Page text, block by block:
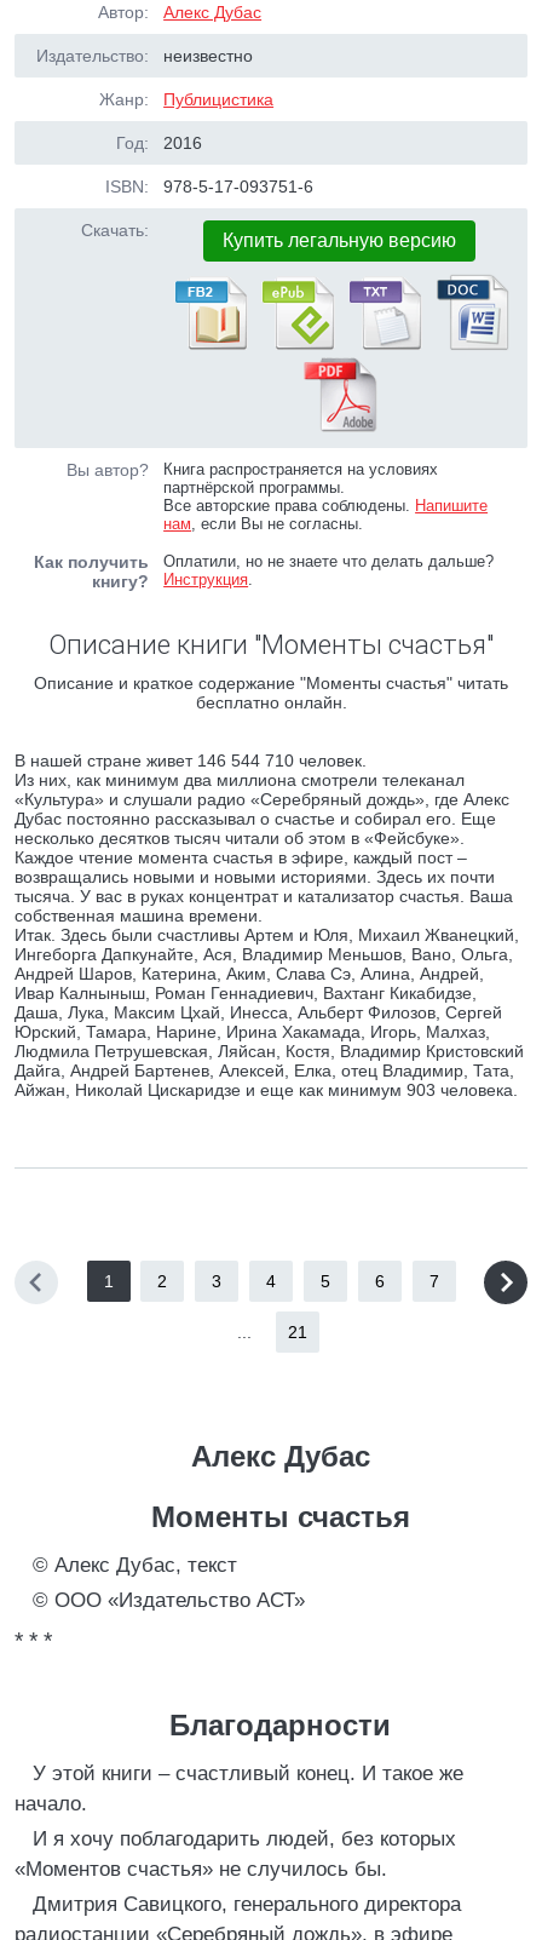
Автор: Алекс Дубас
Издательство: неизвестно
Жанр: Публицистика
Год: 2016
ISBN: 978-5-17-093751-6
Скачать: Купить легальную версию
Вы автор?
Книга распространяется на условиях
партнёрской программы.
Все авторские права соблюдены. Напишите
нам, если Вы не согласны.
Как получить
книгу?
Оплатили, но не знаете что делать дальше?
Инструкция.
Описание книги "Моменты счастья"
Описание и краткое содержание "Моменты счастья" читать
бесплатно онлайн.
В нашей стране живет 146 544 710 человек.
Из них, как минимум два миллиона смотрели телеканал
«Культура» и слушали радио «Серебряный дождь», где Алекс
Дубас постоянно рассказывал о счастье и собирал его. Еще
несколько десятков тысяч читали об этом в «Фейсбуке».
Каждое чтение момента счастья в эфире, каждый пост –
возвращались новыми и новыми историями. Здесь их почти
тысяча. У вас в руках концентрат и катализатор счастья. Ваша
собственная машина времени.
Итак. Здесь были счастливы Артем и Юля, Михаил Жванецкий,
Ингеборга Дапкунайте, Ася, Владимир Меньшов, Вано, Ольга,
Андрей Шаров, Катерина, Аким, Слава Сэ, Алина, Андрей,
Ивар Калныныш, Роман Геннадиевич, Вахтанг Кикабидзе,
Даша, Лука, Максим Цхай, Инесса, Альберт Филозов, Сергей
Юрский, Тамара, Нарине, Ирина Хакамада, Игорь, Малхаз,
Людмила Петрушевская, Ляйсан, Костя, Владимир Кристовский
Дайга, Андрей Бартенев, Алексей, Елка, отец Владимир, Тата,
Айжан, Николай Цискаридзе и еще как минимум 903 человека.
1 2 3 4 5 6 7
21
Алекс Дубас
Моменты счастья
© Алекс Дубас, текст
© ООО «Издательство АСТ»
* * *
Благодарности
У этой книги – счастливый конец. И такое же
начало.
И я хочу поблагодарить людей, без которых
«Моментов счастья» не случилось бы.
Дмитрия Савицкого, генерального директора
радиостанции «Серебряный дождь», в эфире